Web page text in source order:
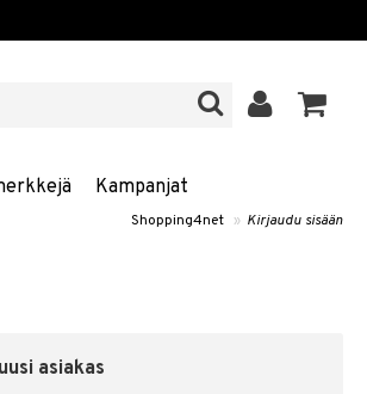
Kampanjat
Shopping4net » Kirjaudu sisään
asiakas